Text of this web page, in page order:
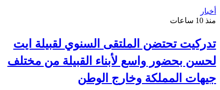
أخبار
منذ 10 ساعات
تدركيت تحتضن الملتقى السنوي لقبيلة ايت
لحسن بحضور واسع لأبناء القبيلة من مختلف
جيهات المملكة وخارج الوطن